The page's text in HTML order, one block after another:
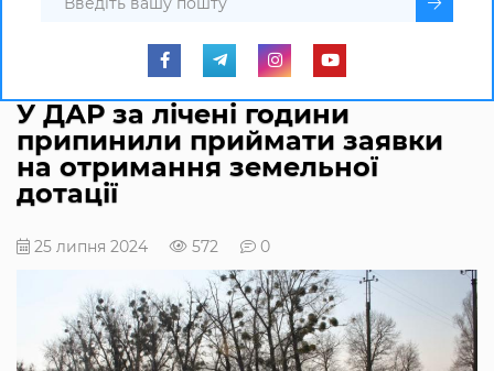
У ДАР за лічені години
припинили приймати заявки
на отримання земельної
дотації
25 липня 2024 572 0